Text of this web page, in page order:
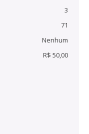
3
71
Nenhum
R$ 50,00